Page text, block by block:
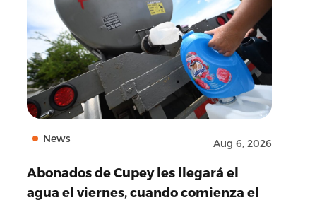
News Aug 6, 2026
Abonados de Cupey les llegará el
agua el viernes, cuando comienza el